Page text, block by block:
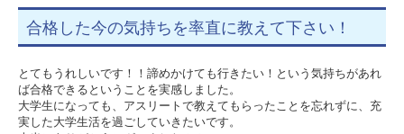
合格した今の気持ちを率直に教えて下さい！
とてもうれしいです！！諦めかけても行きたい！という気持ちがあれ
ば合格できるということを実感しました。
大学生になっても、アスリートで教えてもらったことを忘れずに、充
実した大学生活を過ごしていきたいです。